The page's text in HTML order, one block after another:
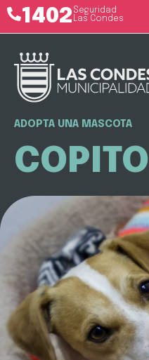
1402 Seguridad
Las Condes
ADOPTA UNA MASCOTA
COPITO